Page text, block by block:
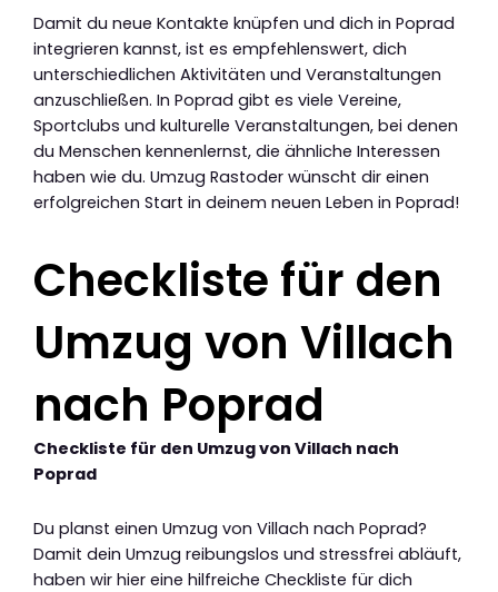
Damit du neue Kontakte knüpfen und dich in Poprad
integrieren kannst, ist es empfehlenswert, dich
unterschiedlichen Aktivitäten und Veranstaltungen
anzuschließen. In Poprad gibt es viele Vereine,
Sportclubs und kulturelle Veranstaltungen, bei denen
du Menschen kennenlernst, die ähnliche Interessen
haben wie du. Umzug Rastoder wünscht dir einen
erfolgreichen Start in deinem neuen Leben in Poprad!
Checkliste für den
Umzug von Villach
nach Poprad
Checkliste für den Umzug von Villach nach
Poprad
Du planst einen Umzug von Villach nach Poprad?
Damit dein Umzug reibungslos und stressfrei abläuft,
haben wir hier eine hilfreiche Checkliste für dich